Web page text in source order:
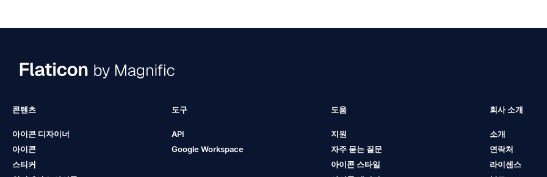
콘텐츠
아이콘 디자이너
아이콘
스티커
도구
API
Google Workspace
도움
지원
자주 묻는 질문
아이콘 스타일
회사 소개
소개
연락처
라이센스